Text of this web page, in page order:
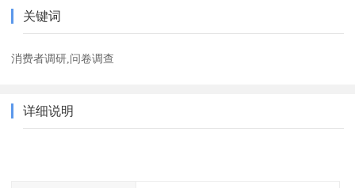
关键词
消费者调研,问卷调查
详细说明